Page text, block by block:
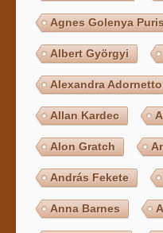
Agnes Golenya
Albert Györgyi
Alexandra Adornetto
Allan Kardec
Alon Gratch
András Fekete
Anna Barnes